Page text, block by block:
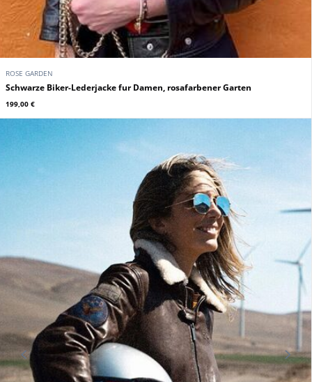
ROSE GARDEN
Schwarze Biker-Lederjacke fur Damen, rosafarbener Garten
199,00 €